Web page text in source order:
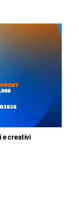
e creativi